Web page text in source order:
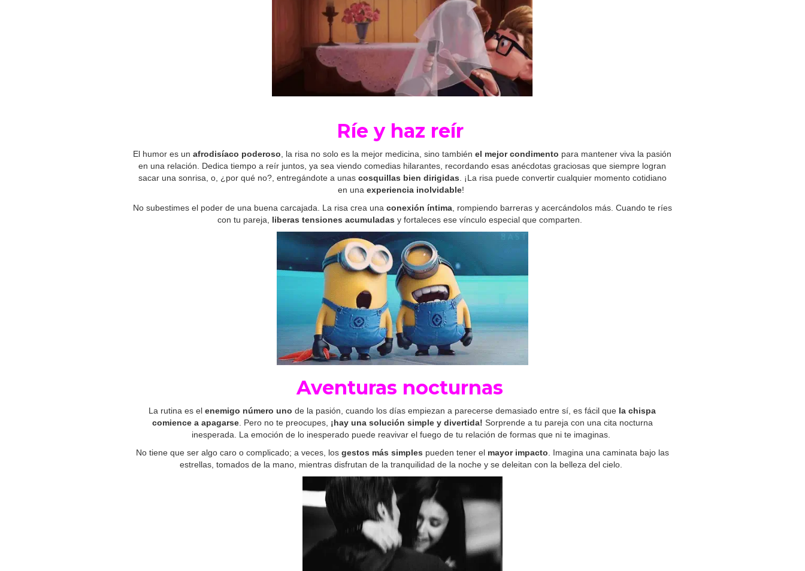
Ríe y haz reír
El humor es unafrodisíaco poderoso , la risa no solo es la mejor medicina, sino tambiénel mejor condimento para mantener viva la pasión
en una relación. Dedica tiempo a reír juntos, ya sea viendo comedias hilarantes, recordando esas anécdotas graciosas que siempre logran
sacar una sonrisa, o, ¿por qué no?, entregándote a unas cosquillas bien dirigidas . ¡La risa puede convertir cualquier momento cotidiano
en unaexperiencia inolvidable!
No subestimes el poder de una buena carcajada. La risa crea una conexión íntima, rompiendo barreras y acercándolos más. Cuando te ríes
con tu pareja, liberas tensiones acumuladas y fortaleces ese vínculo especial que comparten.
Aventuras nocturnas
La rutina es elenemigo número uno de la pasión, cuando los días empiezan a parecerse demasiado entre sí, es fácil que la chispa
comience a apagarse. Pero no te preocupes, ¡hay una solución simple y divertida! Sorprende a tu pareja con una cita nocturna
inesperada. La emoción de lo inesperado puede reavivar el fuego de tu relación de formas que ni te imaginas.
No tiene que ser algo caro o complicado; a veces, los gestos más simples pueden tener el mayor impacto . Imagina una caminata bajo las
estrellas, tomados de la mano, mientras disfrutan de la tranquilidad de la noche y se deleitan con la belleza del cielo.